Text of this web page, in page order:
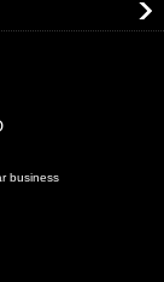
business